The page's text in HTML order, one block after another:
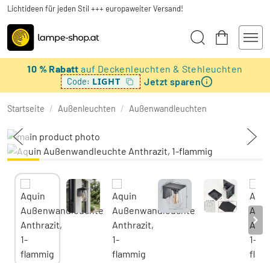
Lichtideen für jeden Stil +++ europaweiter Versand!
10 % Rabattauf Deckenleuchten & Stehleuchten
Code: LIGHT Jetzt sparen
Startseite / Außenleuchten / Außenwandleuchten